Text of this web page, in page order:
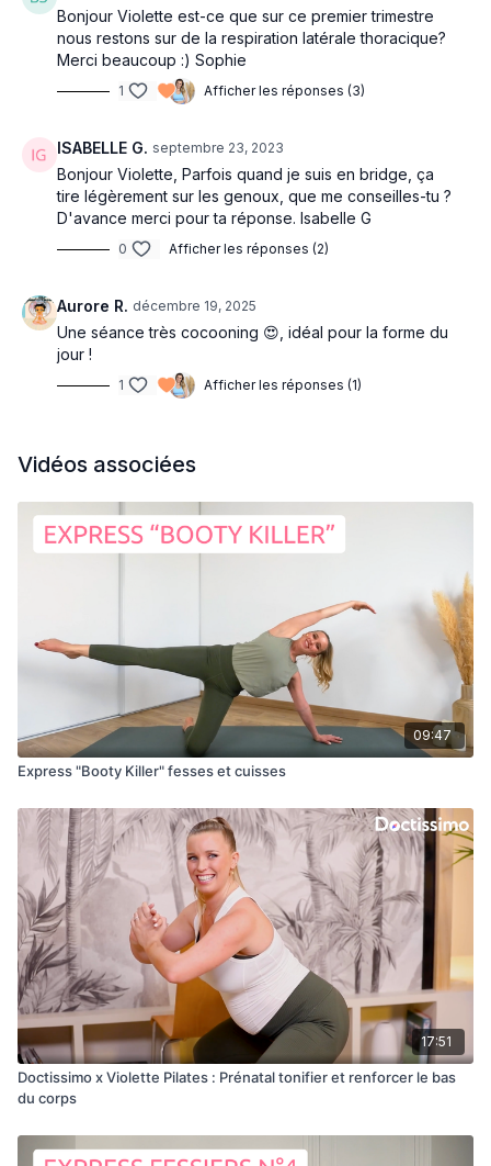
Bonjour Violette est-ce que sur ce premier trimestre
nous restons sur de la respiration latérale thoracique?
Merci beaucoup :) Sophie
1 Afficher les réponses (3)
ISABELLE G. septembre 23, 2023
Bonjour Violette, Parfois quand je suis en bridge, ça
tire légèrement sur les genoux, que me conseilles-tu ?
D'avance merci pour ta réponse. Isabelle G
0 Afficher les réponses (2)
Aurore R. décembre 19, 2025
Une séance très cocooning 😍, idéal pour la forme du
jour !
1 Afficher les réponses (1)
Vidéos associées
09:47
Express "Booty Killer" fesses et cuisses
17:51
Doctissimo x Violette Pilates : Prénatal tonifier et renforcer le bas
du corps